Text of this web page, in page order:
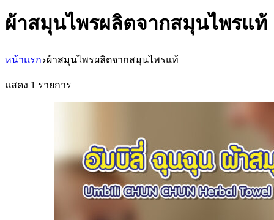
ผ้าสมุนไพรผลิตจากสมุนไพรแท้
หน้าแรก ผ้าสมุนไพรผลิตจากสมุนไพรแท้
แสดง 1 รายการ